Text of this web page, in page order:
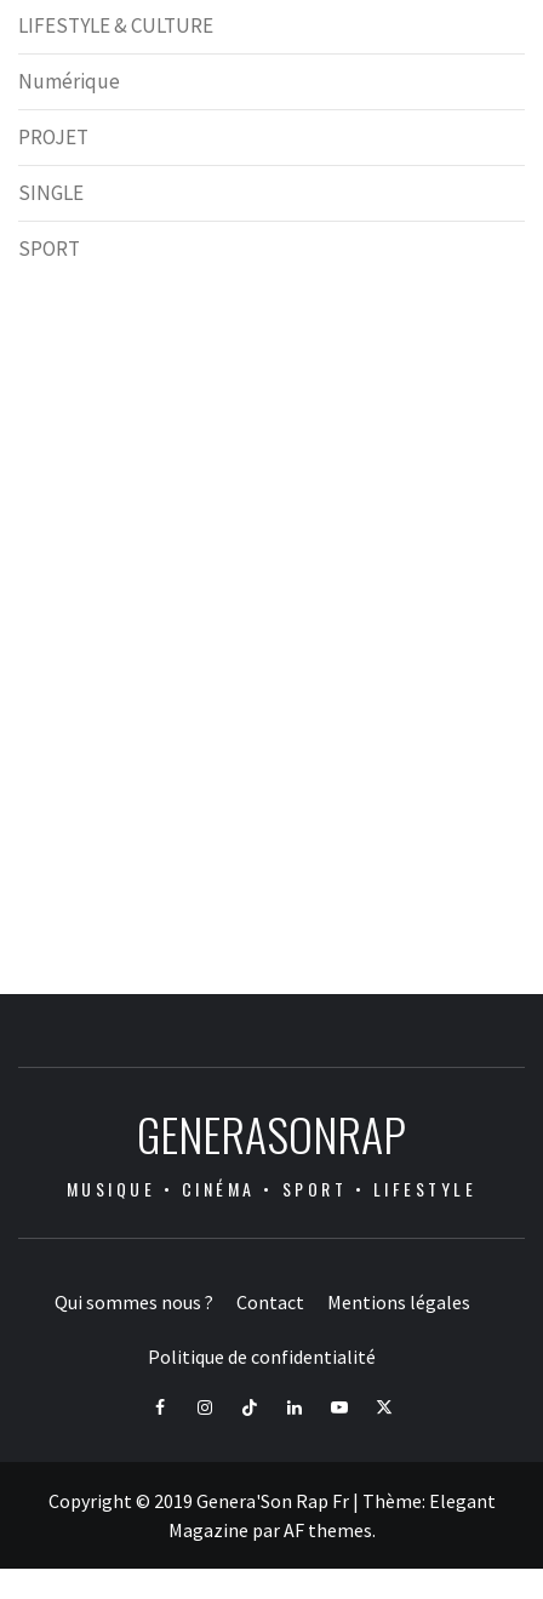
LIFESTYLE & CULTURE
Numérique
PROJET
SINGLE
SPORT
GENERASONRAP
MUSIQUE • CINÉMA • SPORT • LIFESTYLE
Qui sommes nous ? Contact Mentions légales
Politique de confidentialité
FacebookInstagramTiktok LinkedInYoutube
X
Copyright © 2019 Genera'Son Rap Fr | Thème: Elegant
Magazine parAF themes.